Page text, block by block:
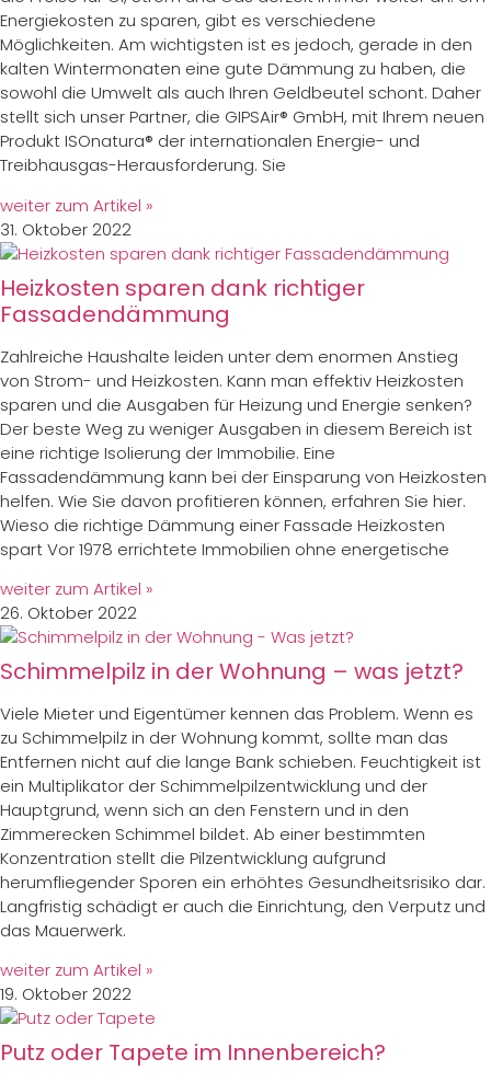
Energiekosten zu sparen, gibt es verschiedene
Möglichkeiten. Am wichtigsten ist es jedoch, gerade in den
kalten Wintermonaten eine gute Dämmung zu haben, die
sowohl die Umwelt als auch Ihren Geldbeutel schont. Daher
stellt sich unser Partner, die GIPSAir® GmbH, mit Ihrem neuen
Produkt ISOnatura® der internationalen Energie- und
Treibhausgas-Herausforderung. Sie
weiter zum Artikel »
31. Oktober 2022
Heizkosten sparen dank richtiger
Fassadendämmung
Zahlreiche Haushalte leiden unter dem enormen Anstieg
von Strom- und Heizkosten. Kann man effektiv Heizkosten
sparen und die Ausgaben für Heizung und Energie senken?
Der beste Weg zu weniger Ausgaben in diesem Bereich ist
eine richtige Isolierung der Immobilie. Eine
Fassadendämmung kann bei der Einsparung von Heizkosten
helfen. Wie Sie davon profitieren können, erfahren Sie hier.
Wieso die richtige Dämmung einer Fassade Heizkosten
spart Vor 1978 errichtete Immobilien ohne energetische
weiter zum Artikel »
26. Oktober 2022
Schimmelpilz in der Wohnung – was jetzt?
Viele Mieter und Eigentümer kennen das Problem. Wenn es
zu Schimmelpilz in der Wohnung kommt, sollte man das
Entfernen nicht auf die lange Bank schieben. Feuchtigkeit ist
ein Multiplikator der Schimmelpilzentwicklung und der
Hauptgrund, wenn sich an den Fenstern und in den
Zimmerecken Schimmel bildet. Ab einer bestimmten
Konzentration stellt die Pilzentwicklung aufgrund
herumfliegender Sporen ein erhöhtes Gesundheitsrisiko dar.
Langfristig schädigt er auch die Einrichtung, den Verputz und
das Mauerwerk.
weiter zum Artikel »
19. Oktober 2022
Putz oder Tapete im Innenbereich?